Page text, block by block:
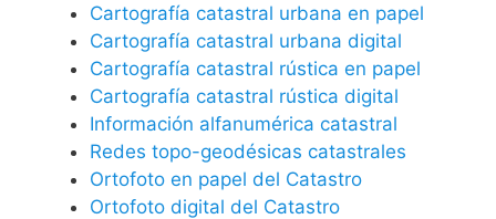
Cartografía catastral urbana en papel
Cartografía catastral urbana digital
Cartografía catastral rústica en papel
Cartografía catastral rústica digital
Información alfanumérica catastral
Redes topo-geodésicas catastrales
Ortofoto en papel del Catastro
Ortofoto digital del Catastro